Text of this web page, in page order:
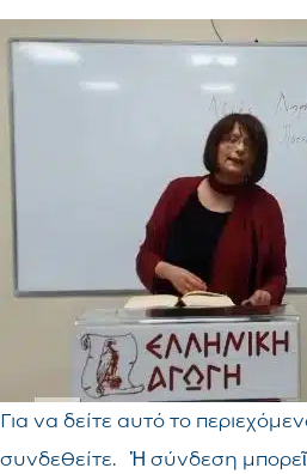
Για να δείτε αυτό το
συνδεθείτε. Ἡ σύνδεση μπορεῖ